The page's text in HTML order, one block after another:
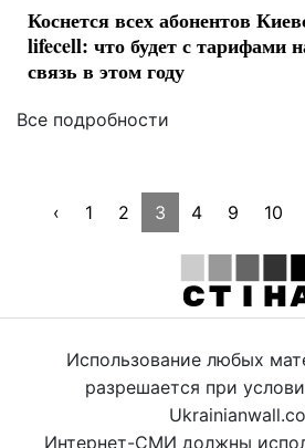
Коснется всех абонентов
lifecell: что будет с тарифами
связь в этом году
Все подробности
‹ 1 2 3 4 9 10
Использование любых
разрешается при
Интернет-СМИ должны